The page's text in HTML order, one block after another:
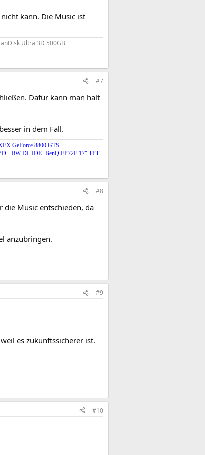
kann. Die Music ist
Ultra 3D 500GB
#7
Dafür kann man halt
in dem Fall.
GeForce 8800 GTS
RW DL IDE -BenQ FP72E 17" TFT -
#8
die Music entschieden, da
anzubringen.
#9
es zukunftssicherer ist.
#10